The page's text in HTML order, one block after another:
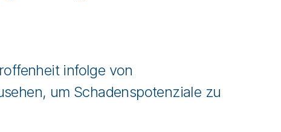
infolge von
um Schadenspotenziale zu